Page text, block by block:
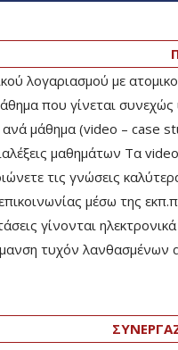
λογαριασμού με
που γίνεται
ανά μάθημα (video – case
μαθημάτων Τα
τις γνώσεις
μέσω της
γίνονται
τυχόν λανθασμένων